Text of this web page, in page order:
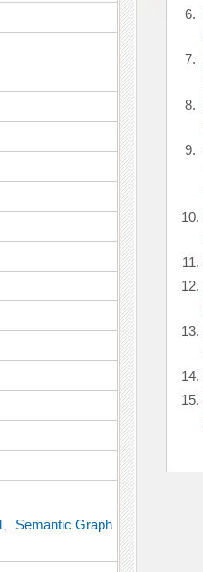
Semantic Graph
6.
7.
8.
9.
10.
11.
12.
13.
14.
15.